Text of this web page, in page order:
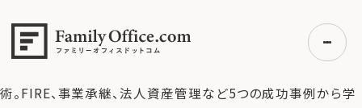
ぶ】「ファミリーオフィス」活用術。富裕層のライフプランを成功
術。FIRE、事業承継、法人資産管理など5つの成功事例から学